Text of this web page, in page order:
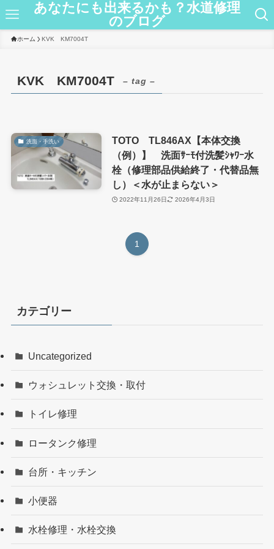
あなたにも出来るかも？水道修理
のブログ
ホーム KVK KM7004T
KVK KM7004T – tag –
洗面・手洗い
TOTO TL846AX【本体交換
（例）】 洗面ｻｰﾓ付洗髪ｼｬﾜｰ水
栓（修理部品供給終了・代替品無
し）＜水が止まらない＞
2022年11月26日 2026年4月3日
1
カテゴリー
Uncategorized
ウォシュレット交換・取付
トイレ修理
ロータンク修理
台所・キッチン
小便器
水栓修理・水栓交換